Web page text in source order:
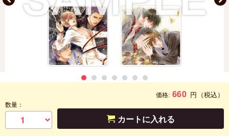
価格: 660 円 （税込）
数量：
カートに入れる